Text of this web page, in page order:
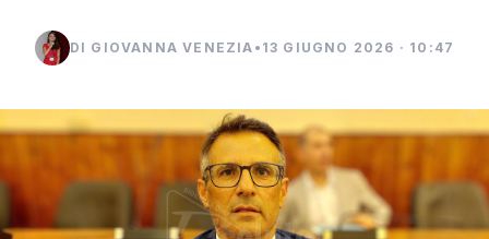
DI GIOVANNA VENEZIA • 13 GIUGNO 2026 · 10:47